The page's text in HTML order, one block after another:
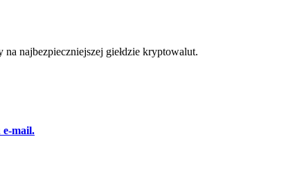
najbezpieczniejszej giełdzie kryptowalut.
e-mail.